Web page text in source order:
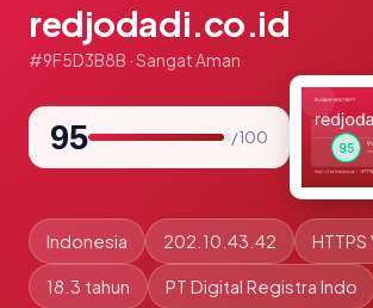
redjodadi.co.id
#9F5D3B8B · Sangat Aman
95 / 100
Indonesia 202.10.43.42 HTTPS
18.3 tahun PT Digital Registra Indo